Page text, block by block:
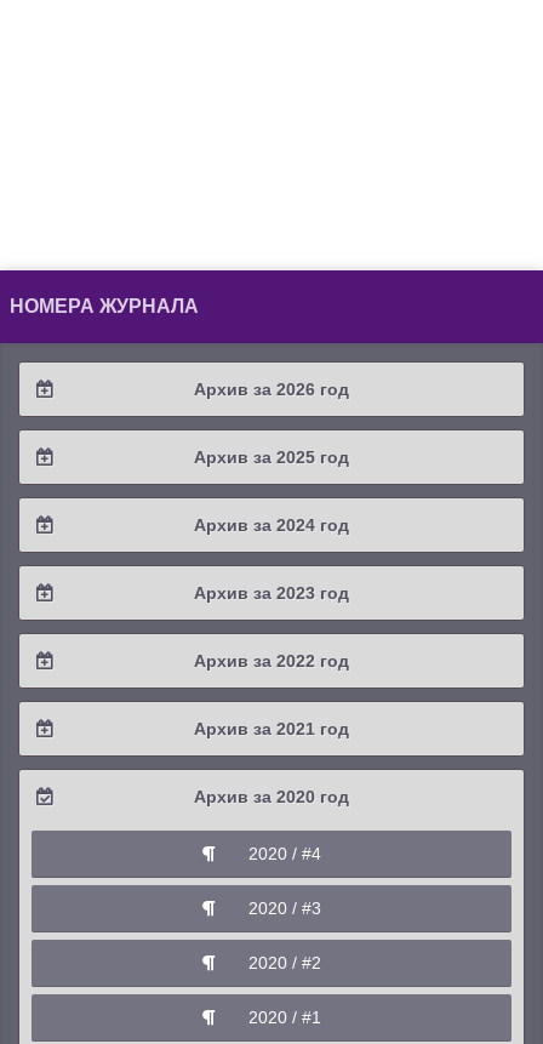
НОМЕРА ЖУРНАЛА
Архив за 2026 год
2026 / #2
2026 / #1
Архив за 2025 год
2025 / #4
2025 / #3
2025 / #1
Архив за 2024 год
2024 / #4
2024 / #3
2024 / #1
Архив за 2023 год
2023 / #4
2023 / #3
2023 / #1
Архив за 2022 год
2022 / #4
2022 / #3
Архив за 2021 год
2021 / #4
2021 / #3
2021 / #2
2021 / #1
Архив за 2020 год
2020 / #4
2020 / #3
2020 / #2
2020 / #1